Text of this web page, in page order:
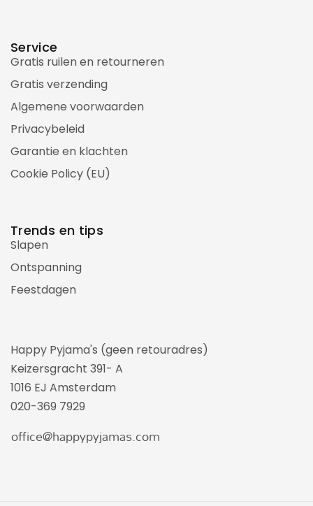
Service
Gratis ruilen en retourneren
Gratis verzending
Algemene voorwaarden
Privacybeleid
Garantie en klachten
Cookie Policy (EU)
Trends en tips
Slapen
Ontspanning
Feestdagen
Happy Pyjama's (geen retouradres)
Keizersgracht 391- A
1016 EJ Amsterdam
020-369 7929